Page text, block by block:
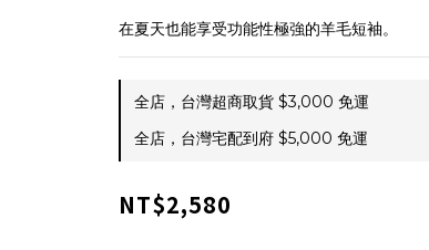
在夏天也能享受功能性極強的羊毛短袖。
全店，台灣超商取貨 $3,000 免運
全店，台灣宅配到府 $5,000 免運
NT$2,580